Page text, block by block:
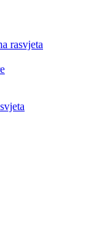
rasvjeta